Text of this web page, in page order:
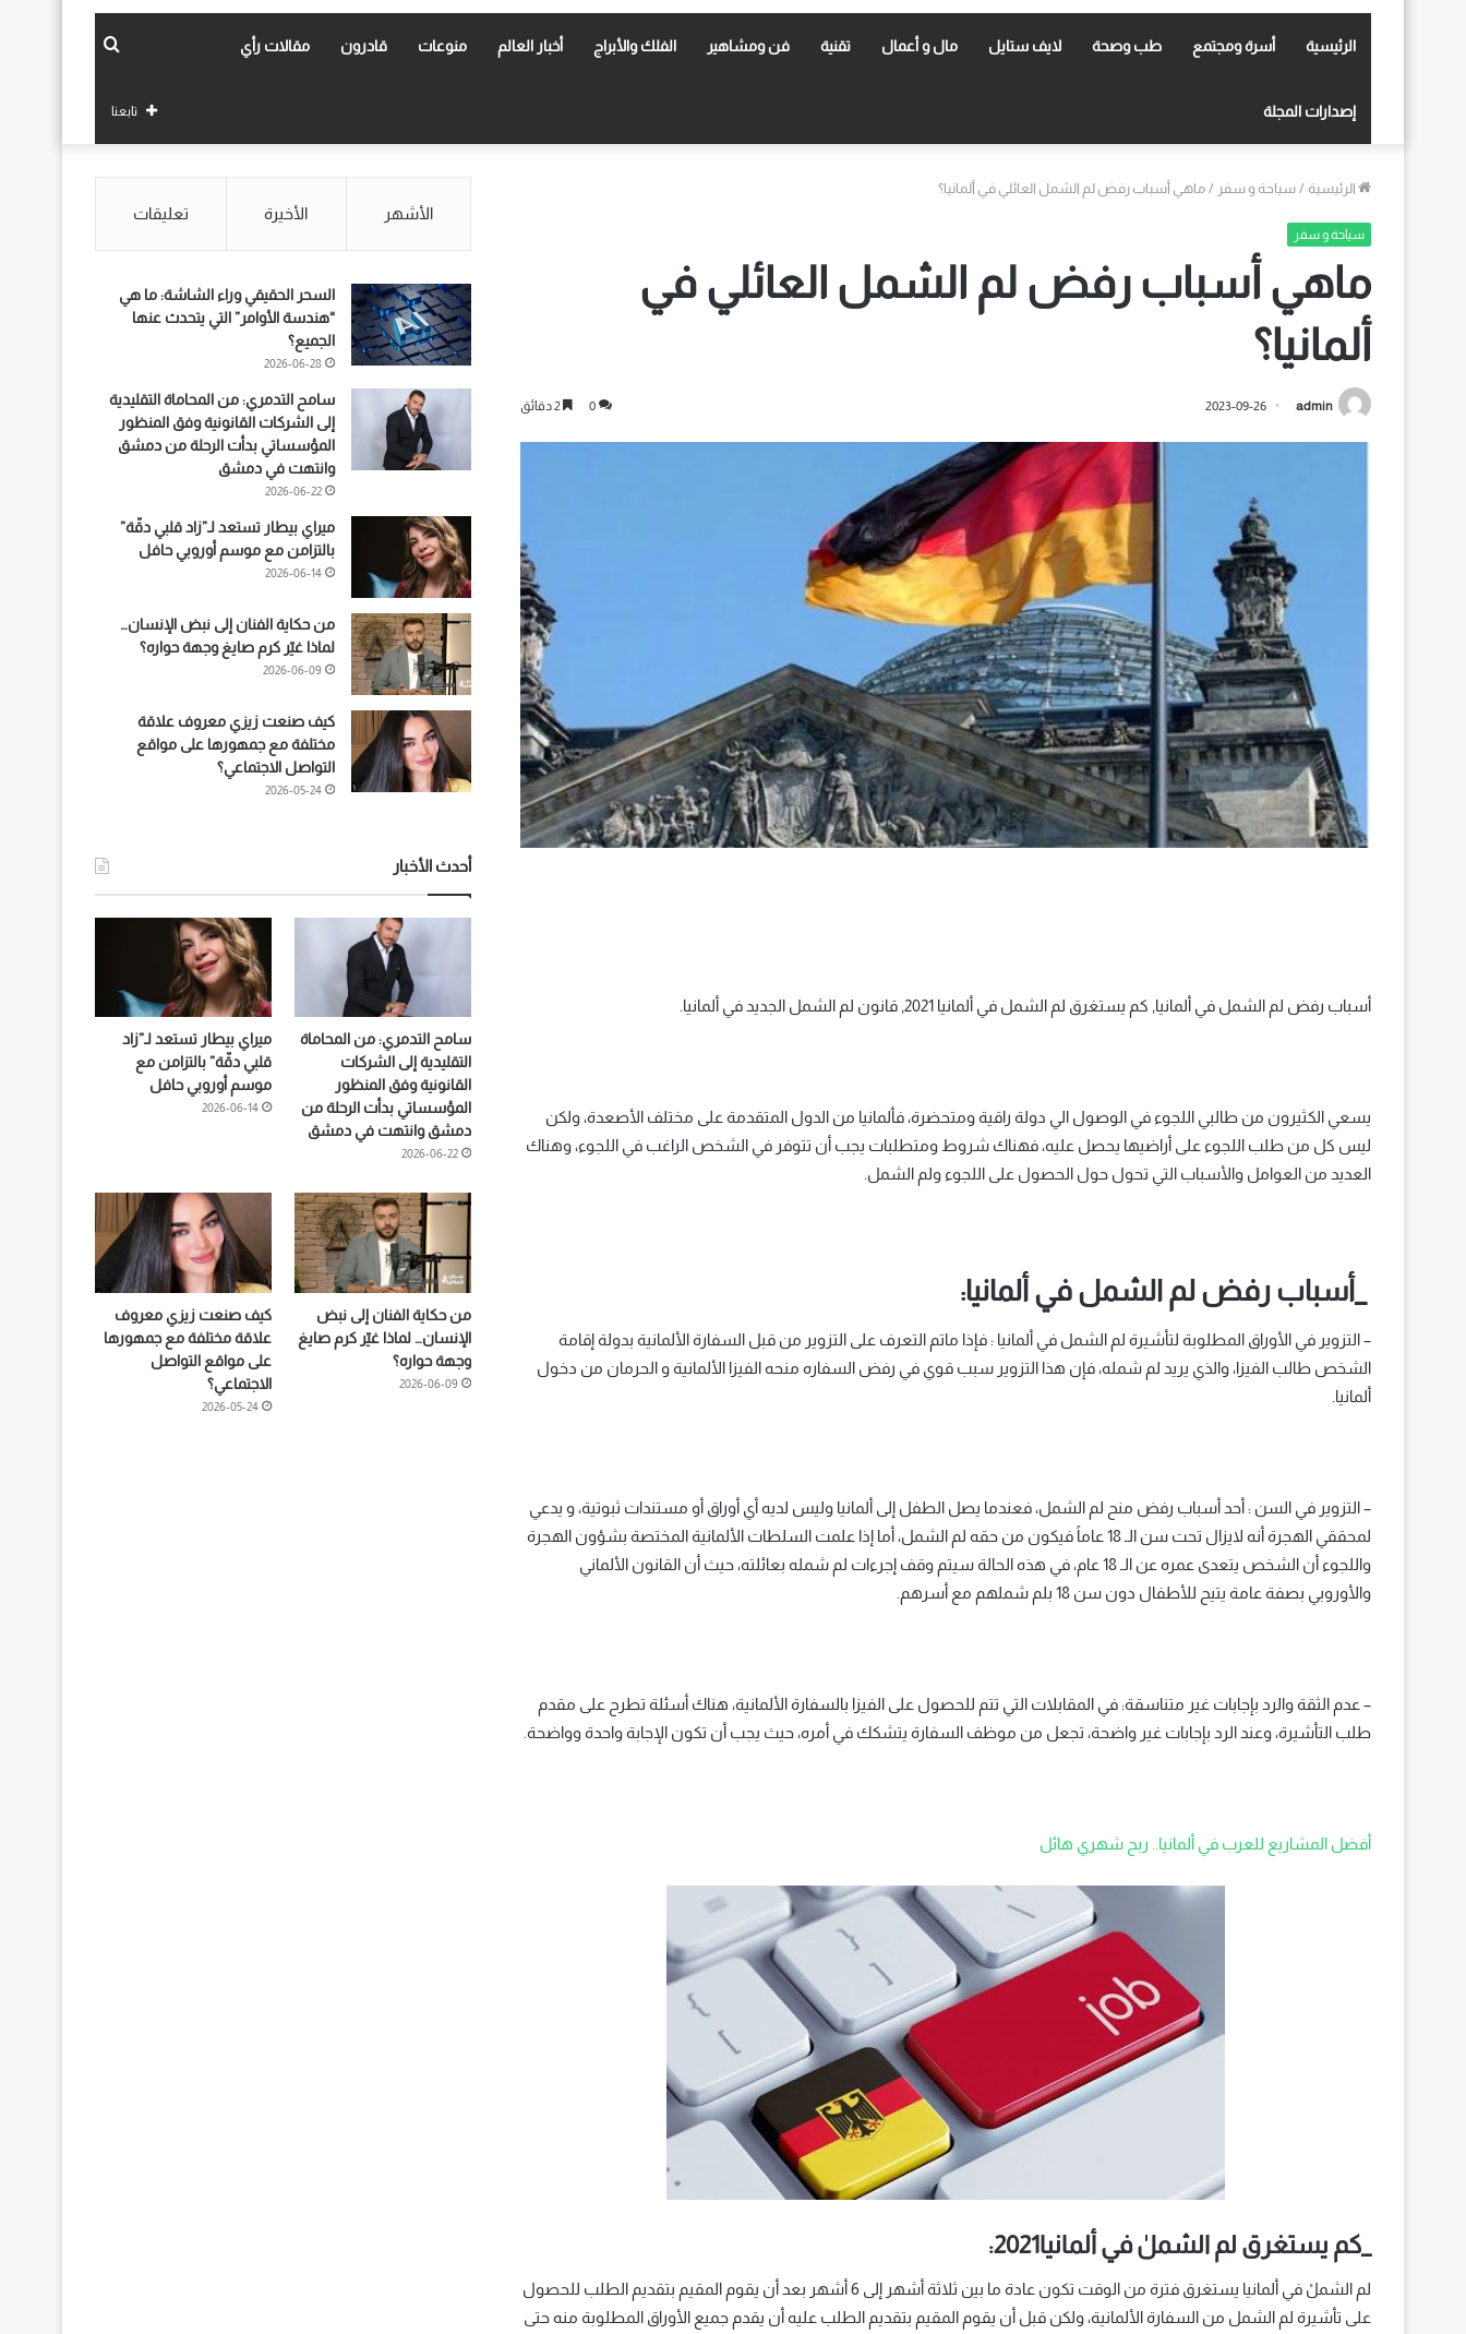
الرئيسية أسرة ومجتمع طب وصحة لايف ستايل مال و أعمال تقنية فن ومشاهير الفلك والأبراج أخبار العالم منوعات قادرون مقالات رأي
إصدارات المجلة
بحث
تابعنا
الرئيسية / سياحة و سفر / ماهي أسباب رفض لم الشمل العائلي في ألمانيا؟
سياحة و سفر
ماهي أسباب رفض لم الشمل العائلي في
ألمانيا؟
admin
2023-09-26
0
أسباب رفض لم الشمل في ألمانيا, كم يستغرق لم الشمل في ألمانيا 2021, قانون لم الشمل الجديد في ألمانيا.
يسعي الكثيرون من طالبي اللجوء في الوصول الي دولة راقية ومتحضرة، فألمانيا من الدول المتقدمة على مختلف الأصعدة، ولكن
ليس كل من طلب اللجوء على أراضيها يحصل عليه، فهناك شروط ومتطلبات يجب أن تتوفر في الشخص الراغب في اللجوء، وهناك
العديد من العوامل والأسباب التي تحول حول الحصول على اللجوء ولم الشمل.
_أسباب رفض لم الشمل في ألمانيا:
– التزوير في الأوراق المطلوبة لتأشيرة لم الشمل في ألمانيا : فإذا ماتم التعرف على التزوير من قبل السفارة الألمانية بدولة إقامة
الشخص طالب الفيزا، والذي يريد لم شمله، فإن هذا التزوير سبب قوي في رفض السفاره منحه الفيزا الألمانية و الحرمان من دخول
ألمانيا.
– التزوير في السن : أحد أسباب رفض منح لم الشمل، فعندما يصل الطفل إلى ألمانيا وليس لديه أي أوراق أو مستندات ثبوتية، و يدعي
لمحققي الهجرة أنه لايزال تحت سن الـ 18 عاماً فيكون من حقه لم الشمل، أما إذا علمت السلطات الألمانية المختصة بشؤون الهجرة
واللجوء أن الشخص يتعدى عمره عن الـ 18 عام، في هذه الحالة سيتم وقف إجرءات لم شمله بعائلته، حيث أن القانون الألماني
والأوروبي بصفة عامة يتيح للأطفال دون سن 18 بلم شملهم مع أسرهم.
– عدم الثقة والرد بإجابات غير متناسقة: في المقابلات التي تتم للحصول على الفيزا بالسفارة الألمانية، هناك أسئلة تطرح على مقدم
طلب التأشيرة، وعند الرد بإجابات غير واضحة، تجعل من موظف السفارة يتشكك في أمره، حيث يجب أن تكون الإجابة واحدة وواضحة.
أفضل المشاريع للعرب في ألمانيا.. ربح شهري هائل
_كم يستغرق لم الشملٰ في ألمانيا2021:
لم الشملْ في ألمانيا يستغرق فترة من الوقت تكون عادة ما بين ثلاثة أشهر إلى 6 أشهر بعد أن يقوم المقيم بتقديم الطلب للحصول
على تأشيرة لم الشمل من السفارة الألمانية، ولكن قبل أن يقوم المقيم بتقديم الطلب عليه أن يقدم جميع الأوراق المطلوبة منه حتى
الأشهر الأخيرة تعليقات
السحر الحقيقي وراء الشاشة: ما هي
“هندسة الأوامر” التي يتحدث عنها
الجميع؟
2026-06-28
سامح التدمري: من المحاماة التقليدية
إلى الشركات القانونية وفق المنظور
المؤسساتي بدأت الرحلة من دمشق
وانتهت في دمشق
2026-06-22
ميراي بيطار تستعد لـ”زاد قلبي دقّة”
بالتزامن مع موسم أوروبي حافل
2026-06-14
من حكاية الفنان إلى نبض الإنسان…
لماذا غيّر كرم صايغ وجهة حواره؟
2026-06-09
كيف صنعت زيزي معروف علاقة
مختلفة مع جمهورها على مواقع
التواصل الاجتماعي؟
2026-05-24
أحدث الأخبار
سامح التدمري: من المحاماة
التقليدية إلى الشركات
القانونية وفق المنظور
المؤسساتي بدأت الرحلة من
دمشق وانتهت في دمشق
2026-06-22
ميراي بيطار تستعد لـ”زاد
قلبي دقّة” بالتزامن مع
موسم أوروبي حافل
2026-06-14
من حكاية الفنان إلى نبض
الإنسان… لماذا غيّر كرم صايغ
وجهة حواره؟
2026-06-09
كيف صنعت زيزي معروف
علاقة مختلفة مع جمهورها
على مواقع التواصل
الاجتماعي؟
2026-05-24